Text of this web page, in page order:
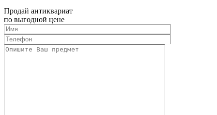
Продай антиквариат
по выгодной цене